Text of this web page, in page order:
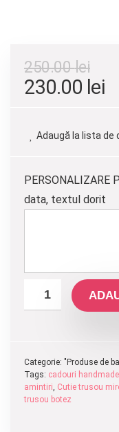
250.00lei
Prețul
fost:
230.00 lei
Adaugă la lista de
PERSONALIZARE
data, textul dorit
Categorie: "Produse de
Tags: cadouri handmade
amintiri, Cutie trusou
trusou botez